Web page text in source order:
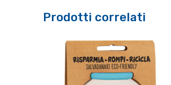
Prodotti correlati